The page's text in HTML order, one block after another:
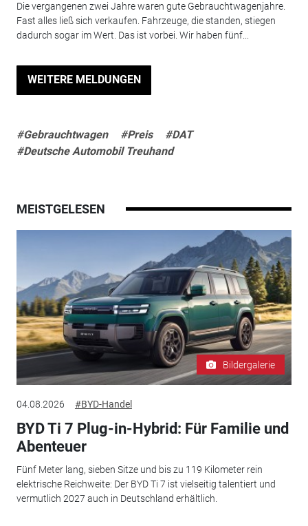
Die vergangenen zwei Jahre waren gute Gebrauchtwagenjahre.
Fast alles ließ sich verkaufen. Fahrzeuge, die standen, stiegen
dadurch sogar im Wert. Das ist vorbei. Wir haben fünf...
WEITERE MELDUNGEN
#Gebrauchtwagen #Preis
#DAT
#Deutsche Automobil Treuhand
MEISTGELESEN
Bildergalerie
04.08.2026 #BYD-Handel
BYD Ti 7 Plug-in-Hybrid: Für Familie und
Abenteuer
Fünf Meter lang, sieben Sitze und bis zu 119 Kilometer rein
elektrische Reichweite: Der BYD Ti 7 ist vielseitig talentiert und
vermutlich 2027 auch in Deutschland erhältlich.